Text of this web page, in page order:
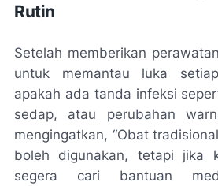
Rutin
Setelah memberikan
untuk memantau luka
apakah ada tanda infeksi
sedap, atau perubahan
mengingatkan, “Obat
boleh digunakan, tetapi jika
segera cari bantuan